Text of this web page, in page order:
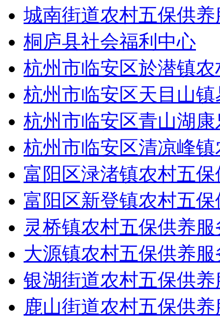
城南街道农村五保供
桐庐县社会福利中心
杭州市临安区於潜镇
杭州市临安区天目山
杭州市临安区青山湖
杭州市临安区清凉峰
富阳区渌渚镇农村五
富阳区新登镇农村五
灵桥镇农村五保供养
大源镇农村五保供养
银湖街道农村五保供
鹿山街道农村五保供